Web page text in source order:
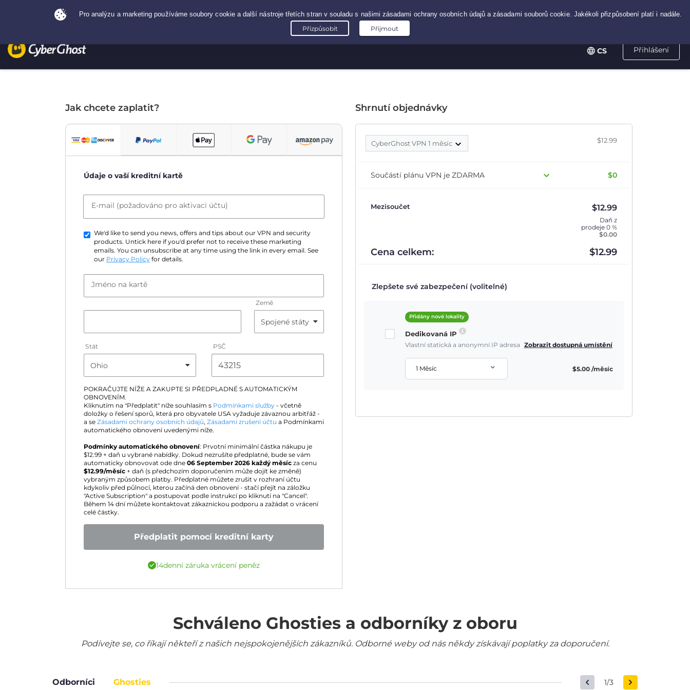
Přihlášení
CS
Jak chcete zaplatit?
Údaje o vaší kreditní kartě
E-mail (požadováno pro aktivaci účtu)
We'd like to send you news, offers and tips about our VPN and security
products. Untick here if you'd prefer not to receive these marketing
emails. You can unsubscribe at any time using the link in every email. See
our Privacy Policy for details.
Jméno na kartě
Země
Stát PSČ
POKRAČUJTE NÍŽE A ZAKUPTE SI PŘEDPLADNÉ S AUTOMATICKÝM
OBNOVENÍM.
Kliknutím na "Předplatit" níže souhlasím s Podmínkami služby - včetně
doložky o řešení sporů, která pro obyvatele USA vyžaduje závaznou arbitřáž -
a se Zásadami ochrany osobních údajů, Zásadami zrušení účtu a Podmínkami
automatického obnovení uvedenými níže.
Podmínky automatického obnovení: Prvotní minimální částka nákupu je
$12.99 + daň u vybrané nabídky. Dokud nezrušíte předplatné, bude se vám
automaticky obnovovat ode dne 06 September 2026 každý měsíc za cenu
$12.99/měsíc + daň (s předchozím doporučením může dojít ke změně)
vybraným způsobem platby. Předplatné můžete zrušit v rozhraní účtu
kdykoliv před půlnocí, kterou začíná den obnovení - stačí přejít na záložku
"Active Subscription" a postupovat podle instrukcí po kliknutí na "Cancel".
Během 14 dní můžete kontaktovat zákaznickou podporu a zažádat o vrácení
celé částky.
Předplatit pomocí kreditní karty
14denní záruka vrácení peněz
Shrnutí objednávky
CyberGhost VPN 1 měsíc $12.99
Součástí plánu VPN je ZDARMA $0
Mezisoučet $12.99
Daň z
prodeje 0 %
$0.00
Cena celkem: $12.99
Zlepšete své zabezpečení (volitelné)
Přidány nové lokality
Dedikovaná IP
Vlastní statická a anonymní IP adresa Zobrazit dostupná umístění
1 Měsíc $5.00 /měsíc
Schváleno Ghosties a odborníky z oboru
Podívejte se, co říkají někteří z našich nejspokojenějších zákazníků. Odborné weby od nás někdy získávají poplatky za doporučení.
Odborníci Ghosties 1/3